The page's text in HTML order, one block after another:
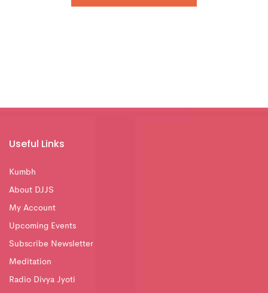
Useful Links
Kumbh
About DJJS
My Account
Upcoming Events
Subscribe Newsletter
Meditation
Radio Divya Jyoti